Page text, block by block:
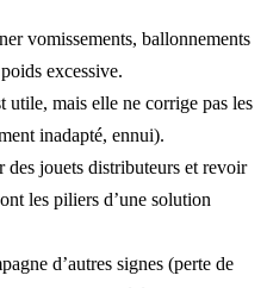
vomissements, ballonnements
excessive.
utile, mais elle ne corrige pas les
inadapté, ennui).
des jouets distributeurs et revoir
les piliers d’une solution
d’autres signes (perte de